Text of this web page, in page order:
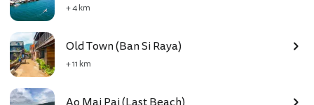
+ 4 km
Old Town (Ban Si Raya)
+ 11 km